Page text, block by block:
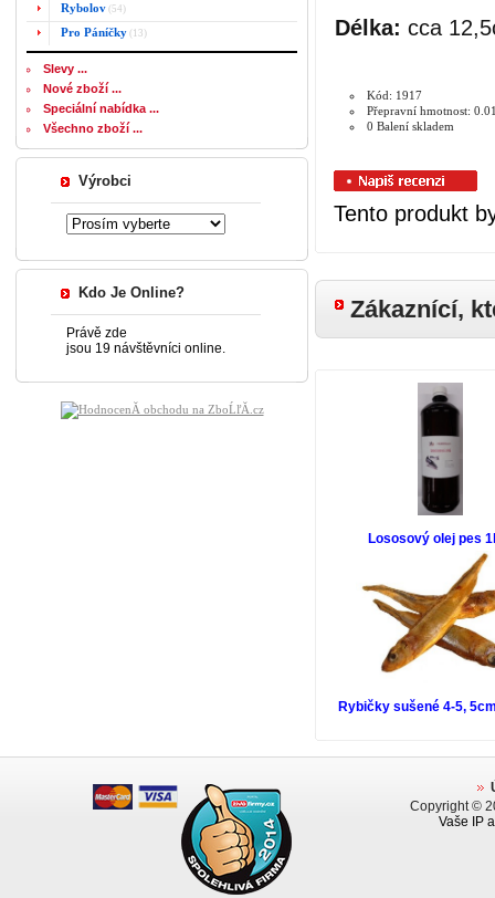
Rybolov (54)
Pro Páníčky (13)
Slevy ...
Nové zboží ...
Speciální nabídka ...
Všechno zboží ...
Výrobci
Kdo Je Online?
Právě zde
jsou 19 návštěvníci online.
Délka: cca
Kód: 1917
Přepravní hmotnost:
0 Balení skladem
Tento produkt
Zákaznící,
Lososový olej pes
Rybičky sušené 4-5,
Copyright ©
Vaše IP